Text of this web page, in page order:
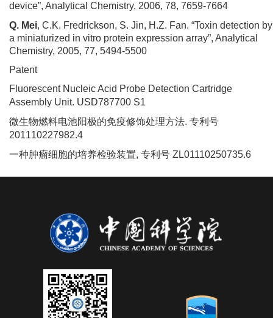
device”, Analytical Chemistry, 2006, 78, 7659-7664
Q. Mei, C.K. Fredrickson, S. Jin, H.Z. Fan. “Toxin detection by
a miniaturized in vitro protein expression array”, Analytical
Chemistry, 2005, 77, 5494-5500
Patent
Fluorescent Nucleic Acid Probe Detection Cartridge
Assembly Unit. USD787700 S1
微生物燃料电池阳极的免疫修饰处理方法. 专利号
201110227982.4
一种肿瘤细胞的培养检验装置, 专利号 ZL01110250735.6